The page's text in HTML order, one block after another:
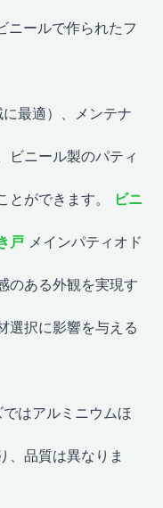
ニールで作られたフ
最適）、メンテナ
ビニール製のパティ
とができます。 ビニ
戸 メインパティオド
のある外観を実現す
選択に影響を与える
はアルミニウムほ
、品質は異なりま